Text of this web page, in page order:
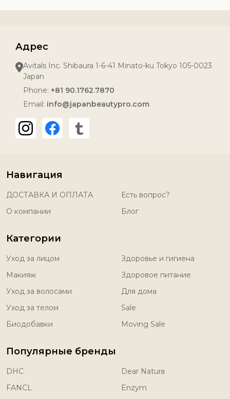
Адрес
Avitals Inc. Shibaura 1-6-41 Minato-ku Tokyo 105-0023
Japan
Phone: +81 90.1762.7870
Email: info@japanbeautypro.com
Навигация
ДОСТАВКА И ОПЛАТА
О компании
Есть вопрос?
Блог
Категории
Уход за лицом
Макияж
Уход за волосами
Уход за телом
Биодобавки
Здоровье и гигиена
Здоровое питание
Для дома
Sale
Moving Sale
Популярные бренды
DHC
FANCL
Dear Natura
Enzym